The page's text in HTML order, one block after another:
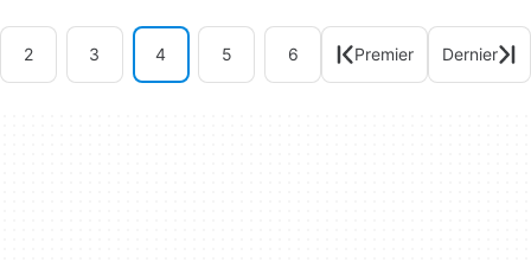
2 3 4 5 6 Premier Dernier